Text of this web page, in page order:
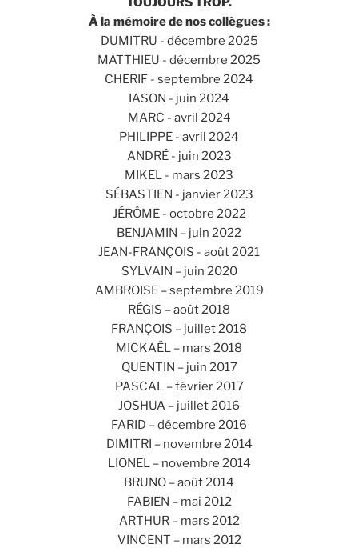
À la mémoire de nos collègues :
DUMITRU - décembre 2025
MATTHIEU - décembre 2025
CHERIF - septembre 2024
IASON - juin 2024
MARC - avril 2024
PHILIPPE - avril 2024
ANDRÉ - juin 2023
MIKEL - mars 2023
SÉBASTIEN - janvier 2023
JÉRÔME - octobre 2022
BENJAMIN – juin 2022
JEAN-FRANÇOIS - août 2021
SYLVAIN – juin 2020
AMBROISE – septembre 2019
RÉGIS – août 2018
FRANÇOIS – juillet 2018
MICKAËL – mars 2018
QUENTIN – juin 2017
PASCAL – février 2017
JOSHUA – juillet 2016
FARID – décembre 2016
DIMITRI – novembre 2014
LIONEL – novembre 2014
BRUNO – août 2014
FABIEN – mai 2012
ARTHUR – mars 2012
VINCENT – mars 2012